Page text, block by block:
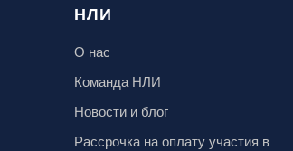
НЛИ
О нас
Команда НЛИ
Новости и блог
Рассрочка на оплату участия в